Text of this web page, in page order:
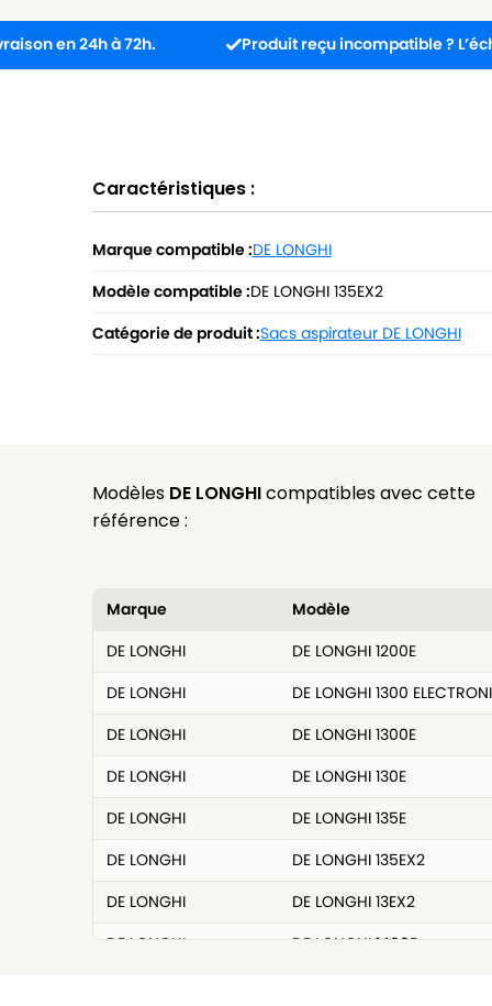
à 72h. Produit reçu incompatible ? L’échange
Caractéristiques :
Marque compatible :DE LONGHI
Modèle compatible :DE LONGHI 135EX2
Catégorie de produit :Sacs aspirateur DE LONGHI
Modèles DE LONGHIcompatibles avec cette
référence :
Marque
Modèle
DE LONGHI
DE LONGHI 1200E
DE LONGHI
DE LONGHI 1300
DE LONGHI
DE LONGHI 1300E
DE LONGHI
DE LONGHI 130E
DE LONGHI
DE LONGHI 135E
DE LONGHI
DE LONGHI 135EX2
DE LONGHI
DE LONGHI 13EX2
DE LONGHI
DE LONGHI 1400E